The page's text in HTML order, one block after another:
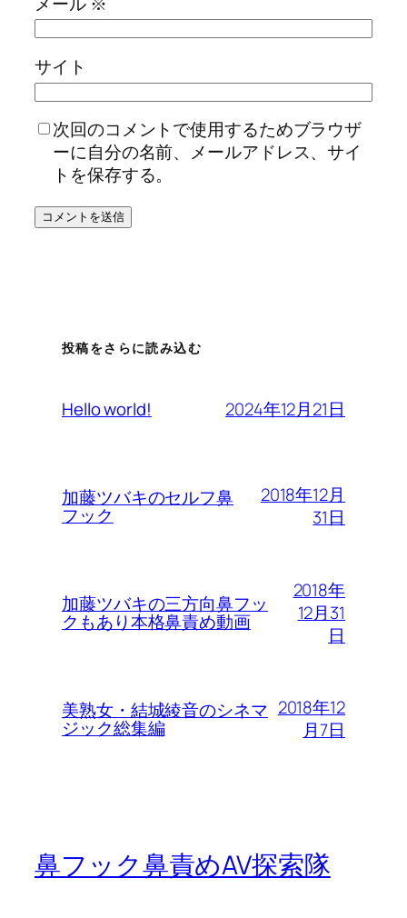
サイト
次回のコメントで使用するためブラウザ
ーに自分の名前、メールアドレス、サイ
トを保存する。
投稿をさらに読み込む
Hello world! 2024年12月21日
加藤ツバキのセルフ鼻
フック
2018年12月
31日
加藤ツバキの三方向鼻フッ
クもあり本格鼻責め動画
2018年
12月31
日
美熟女・結城綾音のシネマ
ジック総集編
2018年12
月7日
鼻フック鼻責めAV探索隊